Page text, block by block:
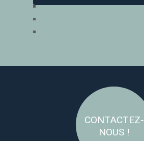
CONTACTEZ-
NOUS !